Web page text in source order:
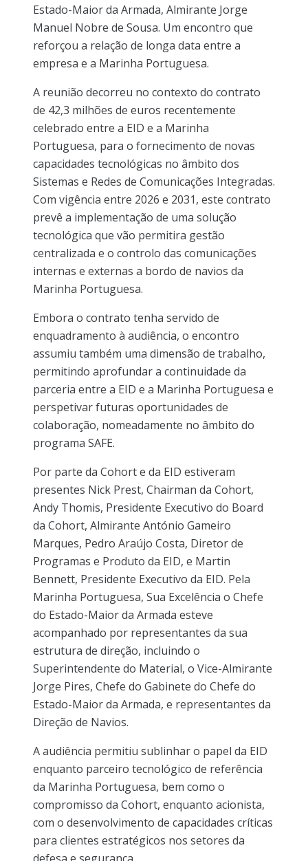
Estado-Maior da Armada, Almirante Jorge
Manuel Nobre de Sousa. Um encontro que
reforçou a relação de longa data entre a
empresa e a Marinha Portuguesa.
A reunião decorreu no contexto do contrato
de 42,3 milhões de euros recentemente
celebrado entre a EID e a Marinha
Portuguesa, para o fornecimento de novas
capacidades tecnológicas no âmbito dos
Sistemas e Redes de Comunicações Integradas.
Com vigência entre 2026 e 2031, este contrato
prevê a implementação de uma solução
tecnológica que vão permitira gestão
centralizada e o controlo das comunicações
internas e externas a bordo de navios da
Marinha Portuguesa.
Embora o contrato tenha servido de
enquadramento à audiência, o encontro
assumiu também uma dimensão de trabalho,
permitindo aprofundar a continuidade da
parceria entre a EID e a Marinha Portuguesa e
perspetivar futuras oportunidades de
colaboração, nomeadamente no âmbito do
programa SAFE.
Por parte da Cohort e da EID estiveram
presentes Nick Prest, Chairman da Cohort,
Andy Thomis, Presidente Executivo do Board
da Cohort, Almirante António Gameiro
Marques, Pedro Araújo Costa, Diretor de
Programas e Produto da EID, e Martin
Bennett, Presidente Executivo da EID. Pela
Marinha Portuguesa, Sua Excelência o Chefe
do Estado-Maior da Armada esteve
acompanhado por representantes da sua
estrutura de direção, incluindo o
Superintendente do Material, o Vice-Almirante
Jorge Pires, Chefe do Gabinete do Chefe do
Estado-Maior da Armada, e representantes da
Direção de Navios.
A audiência permitiu sublinhar o papel da EID
enquanto parceiro tecnológico de referência
da Marinha Portuguesa, bem como o
compromisso da Cohort, enquanto acionista,
com o desenvolvimento de capacidades críticas
para clientes estratégicos nos setores da